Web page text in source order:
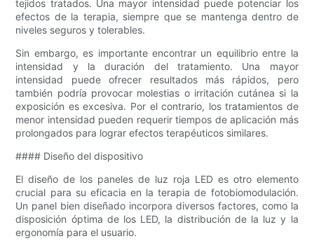
tejidos tratados. Una mayor intensidad puede potenciar los
efectos de la terapia, siempre que se mantenga dentro de
niveles seguros y tolerables.
Sin embargo, es importante encontrar un equilibrio entre la
intensidad y la duración del tratamiento. Una mayor
intensidad puede ofrecer resultados más rápidos, pero
también podría provocar molestias o irritación cutánea si la
exposición es excesiva. Por el contrario, los tratamientos de
menor intensidad pueden requerir tiempos de aplicación más
prolongados para lograr efectos terapéuticos similares.
#### Diseño del dispositivo
El diseño de los paneles de luz roja LED es otro elemento
crucial para su eficacia en la terapia de fotobiomodulación.
Un panel bien diseñado incorpora diversos factores, como la
disposición óptima de los LED, la distribución de la luz y la
ergonomía para el usuario.